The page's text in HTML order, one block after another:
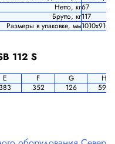
Нетто, кг67
Брутто, кг117
Размеры в упаковке, мм
112 S
E F G
H
352 126 596